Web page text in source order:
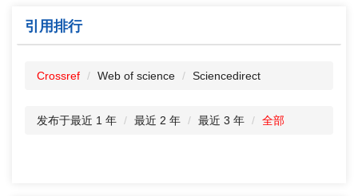
引用排行
Crossref Web of science Sciencedirect
发布于最近 1 年 最近 2 年 最近 3 年 全部